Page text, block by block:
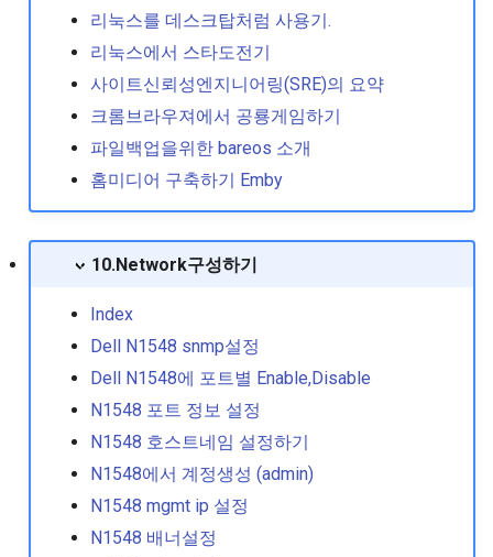
좀비 프로세스 종료 방법
특정버전의 rpm 패키지 설
리눅스를 데스크탑처럼 사용기.
리눅스에서 스타도전기
사이트신뢰성엔지니어링(SRE)의 요약
크롬브라우져에서 공룡게임하기
파일백업을위한 bareos 소개
홈미디어 구축하기 Emby
10.Network구성하기
Index
Dell N1548 snmp설정
Dell N1548에 포트별 Enable,Disable
N1548 포트 정보 설정
N1548 호스트네임 설정하기
N1548에서 계정생성 (admin)
N1548 mgmt ip 설정
N1548 배너설정